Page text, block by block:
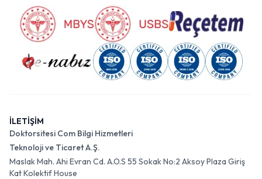
İLETİŞİM
Doktorsitesi Com Bilgi Hizmetleri
Teknoloji ve Ticaret A.Ş.
Maslak Mah. Ahi Evran Cd. A.O.S 55 Sokak No:2 Aksoy Plaza Giriş
Kat Kolektif House